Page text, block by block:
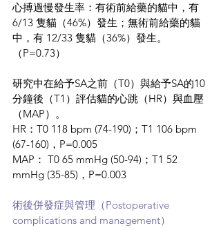
心搏過慢發生率：有術前給藥的貓中，有
6/13 隻貓（46%）發生；無術前給藥的貓
中，有 12/33 隻貓（36%）發生。
（P=0.73）
研究中在給予SA之前（T0）與給予SA的10
分鐘後（T1）評估貓的心跳（HR）與血壓
（MAP）。
HR：T0 118 bpm (74-190)；T1 106 bpm
(67-160)，P=0.005
MAP： T0 65 mmHg (50-94)；T1 52
mmHg (35-85)，P=0.003
術後併發症與管理（Postoperative
complications and management）